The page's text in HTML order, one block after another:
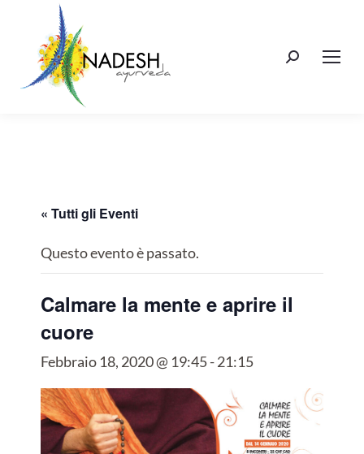
Cerca:
« Tutti gli Eventi
Questo evento è passato.
Calmare la mente e aprire il
cuore
Febbraio 18, 2020 @ 19:45-21:15